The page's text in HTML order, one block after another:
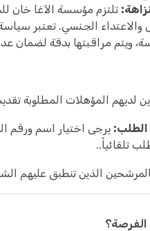
تلتزم مؤسسة الآغا خان
والاعتداء الجنسي. تعتبر
ويتم مراقبتها بدقة لضمان
لديهم المؤهلات المطلوبة
يرجى اختيار اسم ورقم
تلقائياً..
الذين تنطبق عليهم